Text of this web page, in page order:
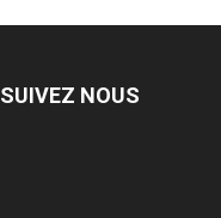
SUIVEZ NOUS